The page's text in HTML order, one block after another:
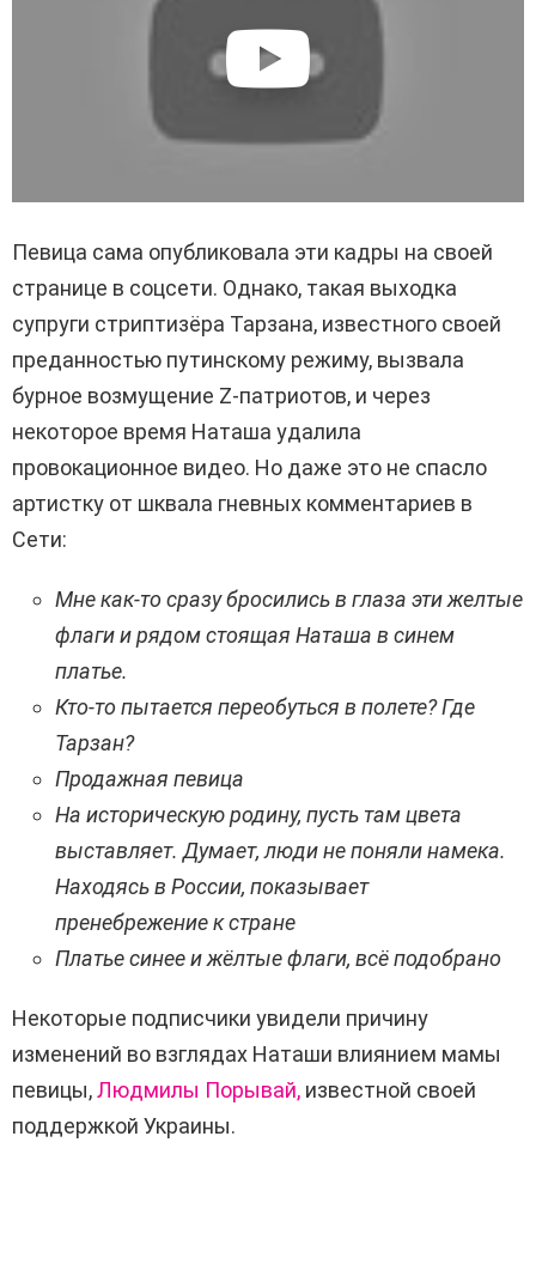
Певица сама опубликовала эти кадры на своей
странице в соцсети. Однако, такая выходка
супруги стриптизёра Тарзана, известного своей
преданностью путинскому режиму, вызвала
бурное возмущение Z-патриотов, и через
некоторое время Наташа удалила
провокационное видео. Но даже это не спасло
артистку от шквала гневных комментариев в
Сети:
Мне как-то сразу бросились в глаза эти желтые
флаги и рядом стоящая Наташа в синем
платье.
Кто-то пытается переобуться в полете? Где
Тарзан?
Продажная певица
На историческую родину, пусть там цвета
выставляет. Думает, люди не поняли намека.
Находясь в России, показывает
пренебрежение к стране
Платье синее и жёлтые флаги, всё подобрано
Некоторые подписчики увидели причину
изменений во взглядах Наташи влиянием мамы
певицы,Людмилы Порывай, известной своей
поддержкой Украины.